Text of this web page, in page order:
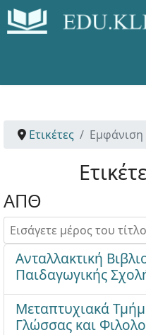
Ετικέτες Εμφάνιση
ΑΠΘ
Εισάγετε μέρος του
Ανταλλακτική
Παιδαγωγικής
Μεταπτυχιακά
Γλώσσας και